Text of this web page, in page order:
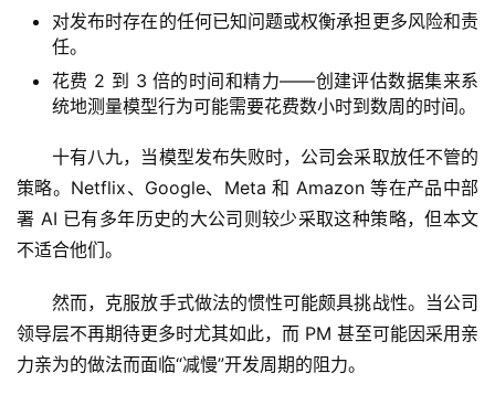
对发布时存在的任何已知问题或权衡承担更多风险和责
任。
花费 2 到 3 倍的时间和精力——创建评估数据集来系
统地测量模型行为可能需要花费数小时到数周的时间。
十有八九，当模型发布失败时，公司会采取放任不管的
策略。Netflix、Google、Meta 和 Amazon 等在产品中部
署 AI 已有多年历史的大公司则较少采取这种策略，但本文
不适合他们。
然而，克服放手式做法的惯性可能颇具挑战性。当公司
领导层不再期待更多时尤其如此，而 PM 甚至可能因采用亲
力亲为的做法而面临“减慢”开发周期的阻力。